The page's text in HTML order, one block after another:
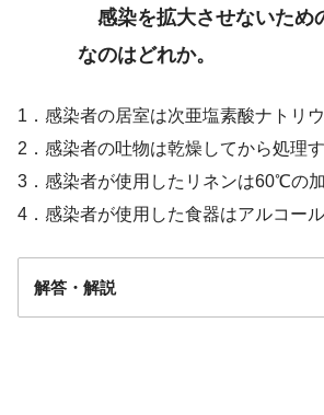
感染を拡大させないため
なのはどれか。
1．感染者の居室は次亜塩素酸ナトリ
2．感染者の吐物は乾燥してから処理す
3．感染者が使用したリネンは60℃の加
4．感染者が使用した食器はアルコール
解答・解説